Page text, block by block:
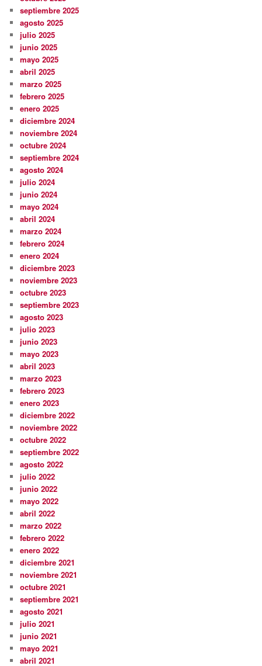
septiembre 2025
agosto 2025
julio 2025
junio 2025
mayo 2025
abril 2025
marzo 2025
febrero 2025
enero 2025
diciembre 2024
noviembre 2024
octubre 2024
septiembre 2024
agosto 2024
julio 2024
junio 2024
mayo 2024
abril 2024
marzo 2024
febrero 2024
enero 2024
diciembre 2023
noviembre 2023
octubre 2023
septiembre 2023
agosto 2023
julio 2023
junio 2023
mayo 2023
abril 2023
marzo 2023
febrero 2023
enero 2023
diciembre 2022
noviembre 2022
octubre 2022
septiembre 2022
agosto 2022
julio 2022
junio 2022
mayo 2022
abril 2022
marzo 2022
febrero 2022
enero 2022
diciembre 2021
noviembre 2021
octubre 2021
septiembre 2021
agosto 2021
julio 2021
junio 2021
mayo 2021
abril 2021